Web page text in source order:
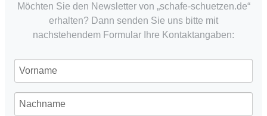
Möchten Sie den Newsletter von „schafe-schuetzen.de“
erhalten? Dann senden Sie uns bitte mit
nachstehendem Formular Ihre Kontaktangaben: